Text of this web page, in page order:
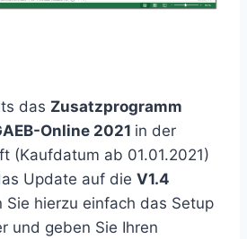
das Zusatzprogramm
Online 2021 in der
(Kaufdatum ab 01.01.2021)
Update auf die V1.4
Sie hierzu einfach das Setup
und geben Sie Ihren